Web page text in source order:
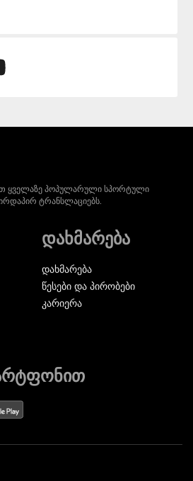
ყველაზე პოპულარული სპორტული
ტრანსლაციებს.
დახმარება
დახმარება
წესები და პირობები
კარიერა